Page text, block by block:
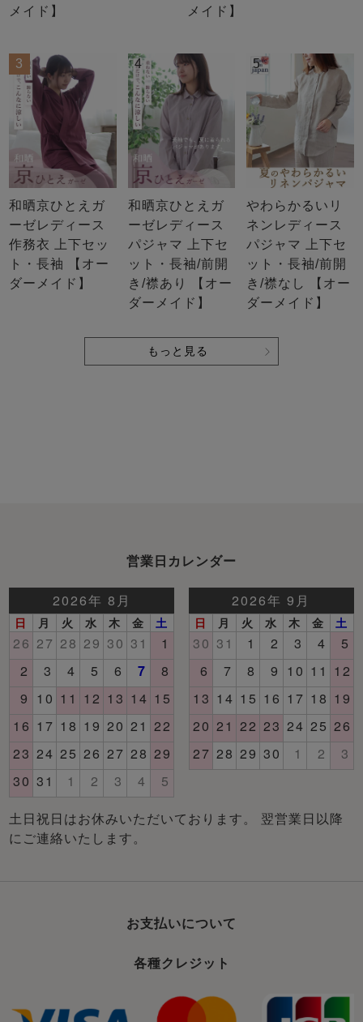
メイド】 メイド】
3
和晒京ひとえガ
ーゼレディース
作務衣 上下セッ
ト・長袖 【オー
ダーメイド】
4
和晒京ひとえガ
ーゼレディース
パジャマ 上下セ
ット・長袖/前開
き/襟あり 【オー
ダーメイド】
5
やわらかるいリ
ネンレディース
パジャマ 上下セ
ット・長袖/前開
き/襟なし 【オー
ダーメイド】
もっと見る
営業日カレンダー
土日祝日はお休みいただいております。 翌営業日以降
にご連絡いたします。
お支払いについて
各種クレジット